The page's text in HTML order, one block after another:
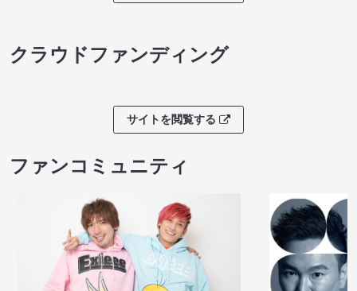
クラウドファンディング
サイトを閲覧する
ファンコミュニティ